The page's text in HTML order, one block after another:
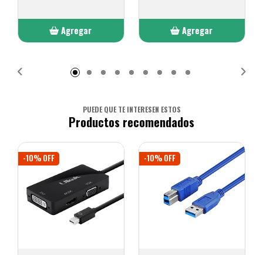
Agregar
Agregar
PUEDE QUE TE INTERESEN ESTOS
Productos recomendados
-10% OFF -10% OFF